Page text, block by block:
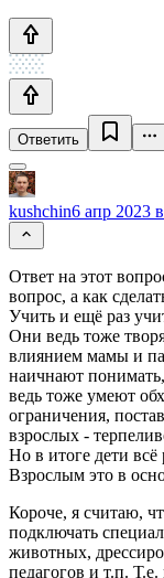
Ответить
kushchin6 апр 2023
Ответ на этот
вопрос, а как
Учить и ещё раз
Они ведь тоже
влиянием мамы и
наичнают
ведь тоже умеют
ограничения,
взрослых -
Но в итоге дети
Взрослым это в
Короче, я считаю,
подключать
животных,
педагогов и т.п.